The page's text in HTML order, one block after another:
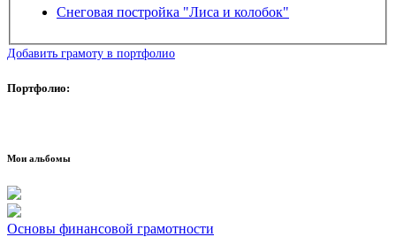
Снеговая постройка "Лиса и колобок"
Добавить грамоту в портфолио
Портфолио:
Мои альбомы
Основы финансовой грамотности